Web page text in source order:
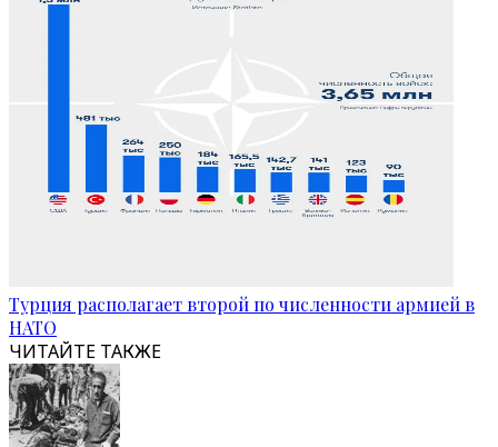
Турция располагает второй по численности армией в
НАТО
ЧИТАЙТЕ ТАКЖЕ